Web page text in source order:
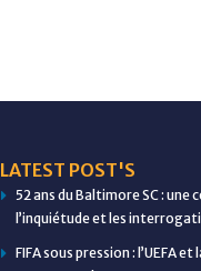
LATEST POST'S
52 ans du Baltimore SC :
l’inquiétude et les
FIFA sous pression : l’UEFA